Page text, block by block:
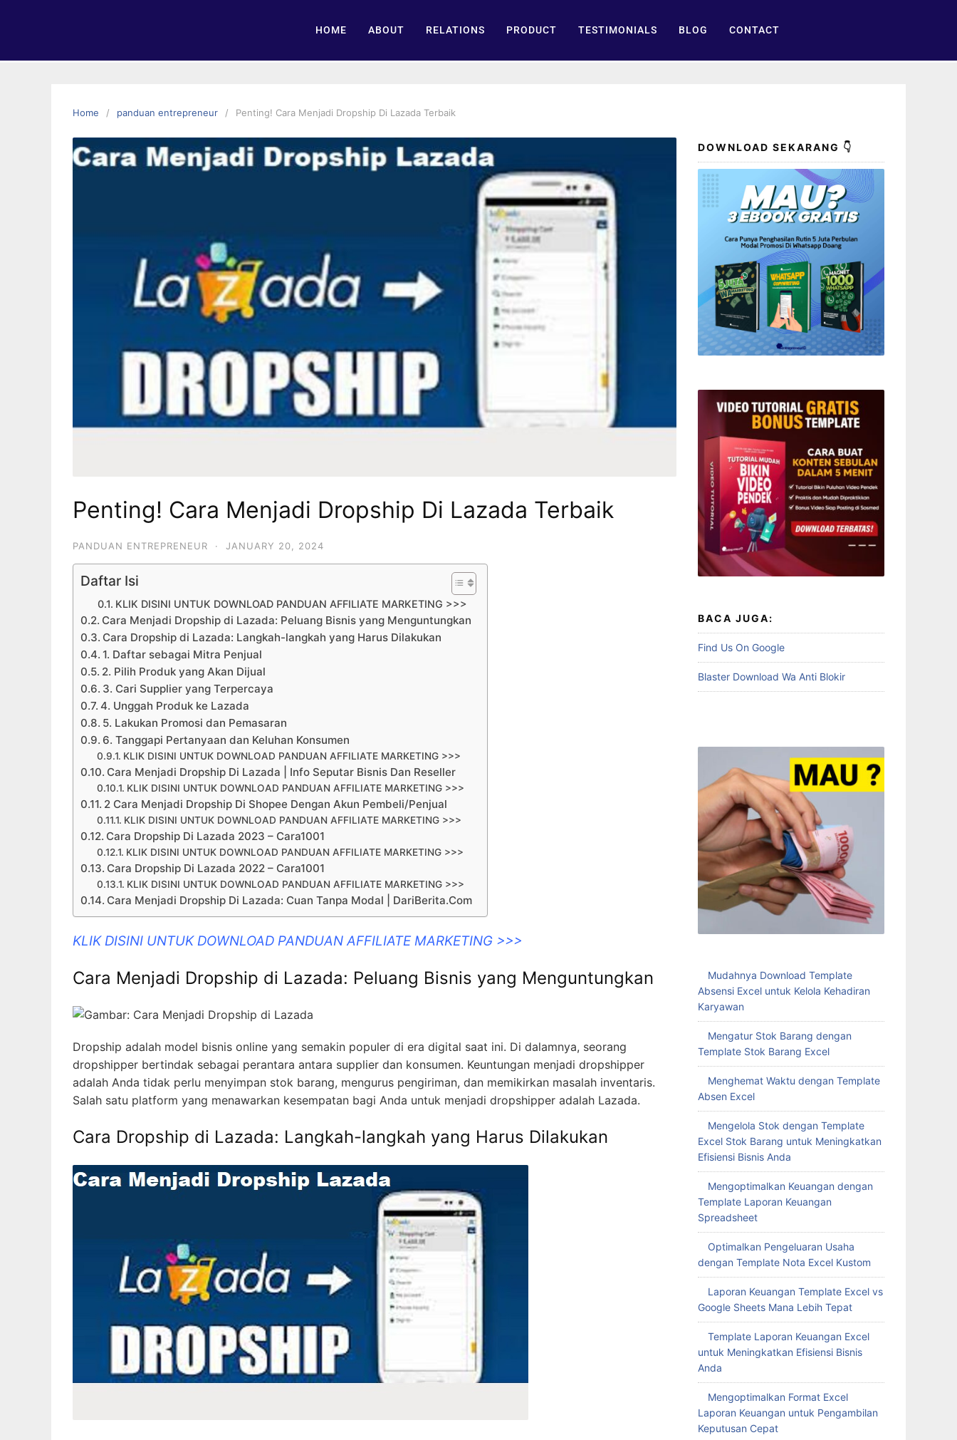
HOME ABOUT RELATIONS PRODUCT TESTIMONIALS BLOG CONTACT
Home panduan entrepreneur Penting! Cara Menjadi Dropship Di Lazada Terbaik
Penting! Cara Menjadi Dropship Di Lazada Terbaik
PANDUAN ENTREPRENEUR · JANUARY 20, 2024
Daftar Isi
KLIK DISINI UNTUK DOWNLOAD PANDUAN AFFILIATE MARKETING >>>
Cara Menjadi Dropship di Lazada: Peluang Bisnis yang Menguntungkan
Cara Dropship di Lazada: Langkah-langkah yang Harus Dilakukan
1. Daftar sebagai Mitra Penjual
2. Pilih Produk yang Akan Dijual
3. Cari Supplier yang Terpercaya
4. Unggah Produk ke Lazada
5. Lakukan Promosi dan Pemasaran
6. Tanggapi Pertanyaan dan Keluhan Konsumen
KLIK DISINI UNTUK DOWNLOAD PANDUAN AFFILIATE MARKETING >>>
Cara Menjadi Dropship Di Lazada | Info Seputar Bisnis Dan Reseller
KLIK DISINI UNTUK DOWNLOAD PANDUAN AFFILIATE MARKETING >>>
2 Cara Menjadi Dropship Di Shopee Dengan Akun Pembeli/Penjual
KLIK DISINI UNTUK DOWNLOAD PANDUAN AFFILIATE MARKETING >>>
Cara Dropship Di Lazada 2023 – Cara1001
KLIK DISINI UNTUK DOWNLOAD PANDUAN AFFILIATE MARKETING >>>
Cara Dropship Di Lazada 2022 – Cara1001
KLIK DISINI UNTUK DOWNLOAD PANDUAN AFFILIATE MARKETING >>>
Cara Menjadi Dropship Di Lazada: Cuan Tanpa Modal | DariBerita.Com
KLIK DISINI UNTUK DOWNLOAD PANDUAN AFFILIATE MARKETING >>>
Cara Menjadi Dropship di Lazada: Peluang Bisnis yang Menguntungkan
Dropship adalah model bisnis online yang semakin populer di era digital saat ini. Di dalamnya, seorang
dropshipper bertindak sebagai perantara antara supplier dan konsumen. Keuntungan menjadi dropshipper
adalah Anda tidak perlu menyimpan stok barang, mengurus pengiriman, dan memikirkan masalah inventaris.
Salah satu platform yang menawarkan kesempatan bagi Anda untuk menjadi dropshipper adalah Lazada.
Cara Dropship di Lazada: Langkah-langkah yang Harus Dilakukan
DOWNLOAD SEKARANG 👇
BACA JUGA:
Find Us On Google
Blaster Download Wa Anti Blokir
Mudahnya Download Template
Absensi Excel untuk Kelola Kehadiran
Karyawan
Mengatur Stok Barang dengan
Template Stok Barang Excel
Menghemat Waktu dengan Template
Absen Excel
Mengelola Stok dengan Template
Excel Stok Barang untuk Meningkatkan
Efisiensi Bisnis Anda
Mengoptimalkan Keuangan dengan
Template Laporan Keuangan
Spreadsheet
Optimalkan Pengeluaran Usaha
dengan Template Nota Excel Kustom
Laporan Keuangan Template Excel vs
Google Sheets Mana Lebih Tepat
Template Laporan Keuangan Excel
untuk Meningkatkan Efisiensi Bisnis
Anda
Mengoptimalkan Format Excel
Laporan Keuangan untuk Pengambilan
Keputusan Cepat